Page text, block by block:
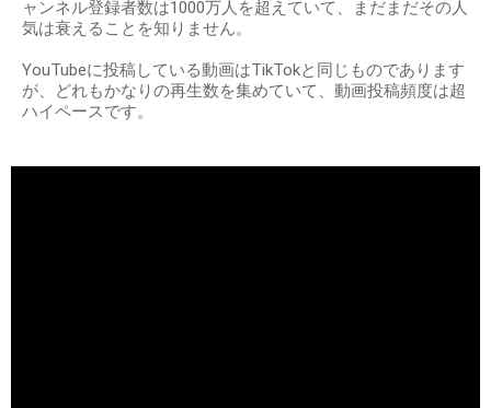
ャンネル登録者数は1000万人を超えていて、まだまだその人
気は衰えることを知りません。
YouTubeに投稿している動画はTikTokと同じものであります
が、どれもかなりの再生数を集めていて、動画投稿頻度は超
ハイペースです。